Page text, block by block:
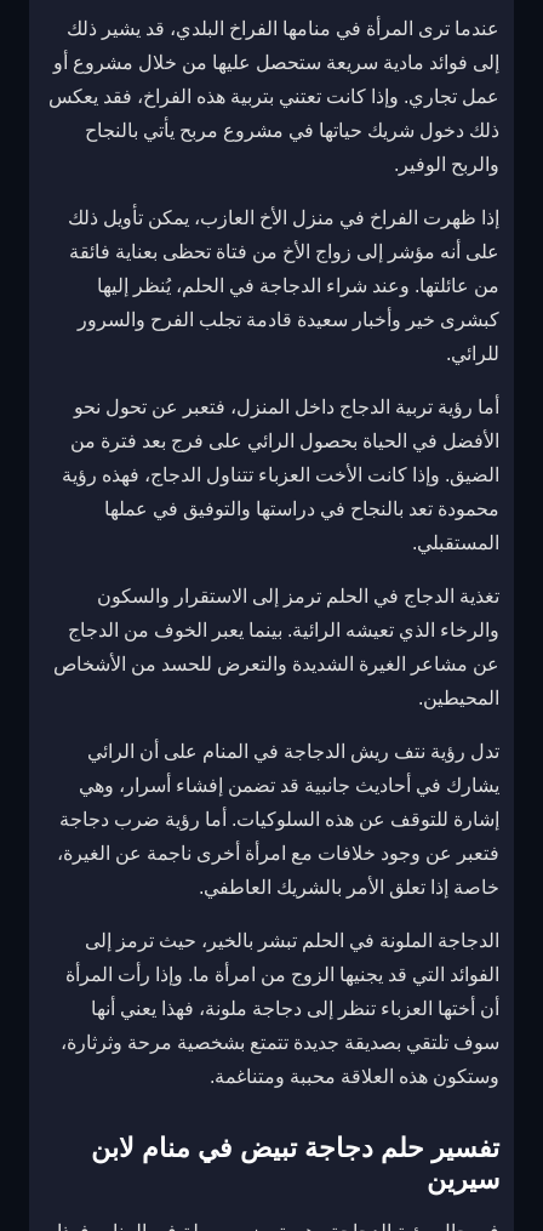
عندما ترى المرأة في منامها الفراخ البلدي، قد يشير ذلك
إلى فوائد مادية سريعة ستحصل عليها من خلال مشروع أو
عمل تجاري. وإذا كانت تعتني بتربية هذه الفراخ، فقد يعكس
ذلك دخول شريك حياتها في مشروع مربح يأتي بالنجاح
والربح الوفير.
إذا ظهرت الفراخ في منزل الأخ العازب، يمكن تأويل ذلك
على أنه مؤشر إلى زواج الأخ من فتاة تحظى بعناية فائقة
من عائلتها. وعند شراء الدجاجة في الحلم، يُنظر إليها
كبشرى خير وأخبار سعيدة قادمة تجلب الفرح والسرور
للرائي.
أما رؤية تربية الدجاج داخل المنزل، فتعبر عن تحول نحو
الأفضل في الحياة بحصول الرائي على فرج بعد فترة من
الضيق. وإذا كانت الأخت العزباء تتناول الدجاج، فهذه رؤية
محمودة تعد بالنجاح في دراستها والتوفيق في عملها
المستقبلي.
تغذية الدجاج في الحلم ترمز إلى الاستقرار والسكون
والرخاء الذي تعيشه الرائية. بينما يعبر الخوف من الدجاج
عن مشاعر الغيرة الشديدة والتعرض للحسد من الأشخاص
المحيطين.
تدل رؤية نتف ريش الدجاجة في المنام على أن الرائي
يشارك في أحاديث جانبية قد تضمن إفشاء أسرار، وهي
إشارة للتوقف عن هذه السلوكيات. أما رؤية ضرب دجاجة
فتعبر عن وجود خلافات مع امرأة أخرى ناجمة عن الغيرة،
خاصة إذا تعلق الأمر بالشريك العاطفي.
الدجاجة الملونة في الحلم تبشر بالخير، حيث ترمز إلى
الفوائد التي قد يجنيها الزوج من امرأة ما. وإذا رأت المرأة
أن أختها العزباء تنظر إلى دجاجة ملونة، فهذا يعني أنها
سوف تلتقي بصديقة جديدة تتمتع بشخصية مرحة وثرثارة،
وستكون هذه العلاقة محببة ومتناغمة.
تفسير حلم دجاجة تبيض في منام لابن
سيرين